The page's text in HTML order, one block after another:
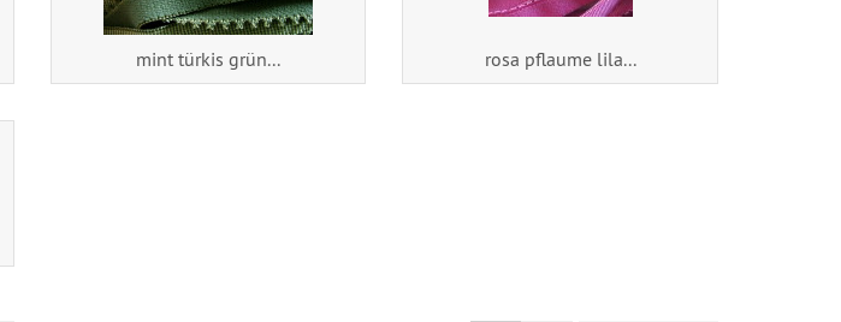
mint türkis grün... rosa pflaume lila...